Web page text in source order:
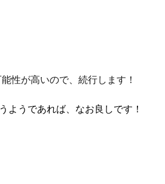
性が高いので、続行します！
ようであれば、なお良しです！